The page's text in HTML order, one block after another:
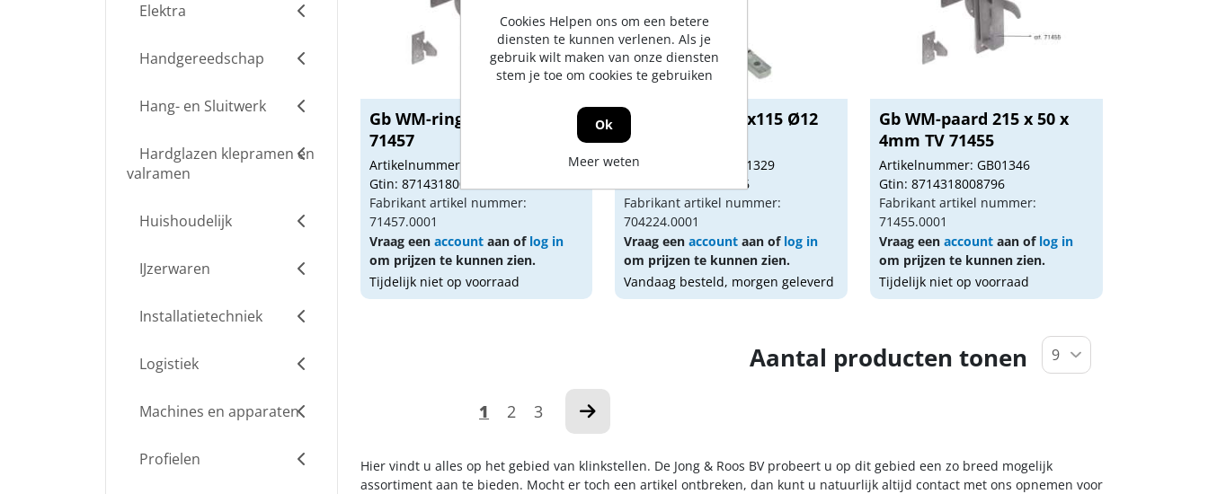
Elektra
Handgereedschap
Hang- en Sluitwerk
Hardglazen klepramen en
valramen
Huishoudelijk
IJzerwaren
Installatietechniek
Logistiek
Machines en apparaten
Profielen
Gb WM-ringetje 5mm TV
71457
Artikelnummer: GB01348
Gtin: 8714318008819
Fabrikant artikel nummer:
71457.0001
Vraag een accountaan of log in
om prijzen te kunnen zien.
Tijdelijk niet op voorraad
GB BK-kruk 140x115 Ø12
EV
Artikelnummer: GB01329
Gtin: 8714318060176
Fabrikant artikel nummer:
704224.0001
Vraag eenaccount aan of log in
om prijzen te kunnen zien.
Vandaag besteld, morgen geleverd
Gb WM-paard 215 x 50 x
4mm TV 71455
Artikelnummer: GB01346
Gtin: 8714318008796
Fabrikant artikel nummer:
71455.0001
Vraag eenaccount aan of log in
om prijzen te kunnen zien.
Tijdelijk niet op voorraad
1 2 3
Aantal producten tonen
Hier vindt u alles op het gebied van klinkstellen. De Jong & Roos BV probeert u op dit gebied een zo breed mogelijk
assortiment aan te bieden. Mocht er toch een artikel ontbreken, dan kunt u natuurlijk altijd contact met ons opnemen voor
Cookies Helpen ons om een betere
diensten te kunnen verlenen. Als je
gebruik wilt maken van onze diensten
stem je toe om cookies te gebruiken
Ok
Meer weten